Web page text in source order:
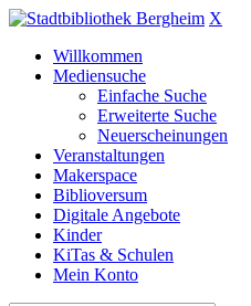
X
Willkommen
Mediensuche
Einfache Suche
Erweiterte Suche
Neuerscheinungen
Veranstaltungen
Makerspace
Biblioversum
Digitale Angebote
Kinder
KiTas & Schulen
Mein Konto